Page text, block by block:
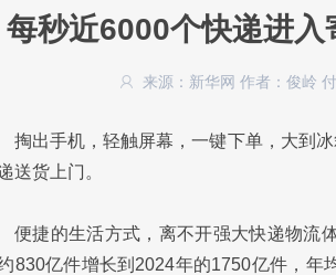
每秒近6000个快递进
来源：新华网 作者：俊岭
掏出手机，轻触屏幕，一键下单，大到
送货上门。
便捷的生活方式，离不开强大快递物流
830亿件增长到2024年的1750亿件，年